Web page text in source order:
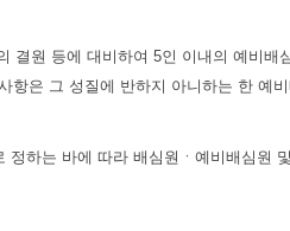
결원 등에 대비하여 5인 이내의 예비배
은 그 성질에 반하지 아니하는 한 예
정하는 바에 따라 배심원ㆍ예비배심원